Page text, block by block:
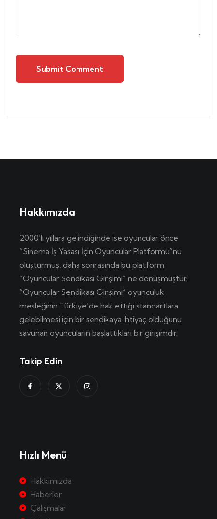
Submit Comment
Hakkımızda
2000’lı yıllara gelindiğinde ise oyuncular önce
“Sinema İş Yasası İçin Oyuncular Platformu”nu
oluşturmuş, daha sonrasında bu platform
“Oyuncular Sendikası Girişimi” ne dönüşmüştür.
“Oyuncular Sendikası Girişimi” oyunculuk
mesleğinin Türkiye’de hak ettiği standartlara
gelebilmesi için bir sendikaya ihtiyaç olduğunu
savunan oyuncuların başlattıkları bir girişimdir.
Takip Edin
Hızlı Menü
Hakkımızda
Haberler
Çalışmalar